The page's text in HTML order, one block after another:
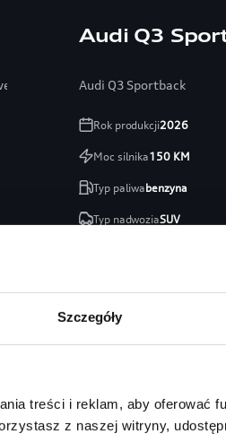
Szczegóły
treści i reklam, aby oferować
z naszej witryny,
/ 19” / Kamera Cofania
Audi Q3
Audi Q3 Sportback
Rok produkcji2026
Moc silnika150KM
Typ paliwabenzyna
Typ nadwoziaSUV
254 460 zł
213 746 zł